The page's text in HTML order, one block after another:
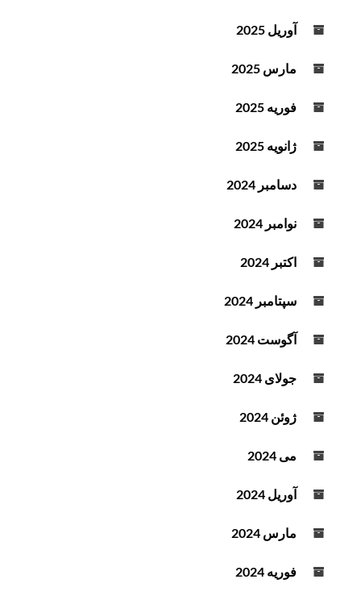
آوریل 2025
مارس 2025
فوریه 2025
ژانویه 2025
دسامبر 2024
نوامبر 2024
اکتبر 2024
سپتامبر 2024
آگوست 2024
جولای 2024
ژوئن 2024
می 2024
آوریل 2024
مارس 2024
فوریه 2024